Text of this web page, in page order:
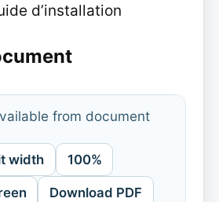
d’installation
from document
width 100%
Download PDF